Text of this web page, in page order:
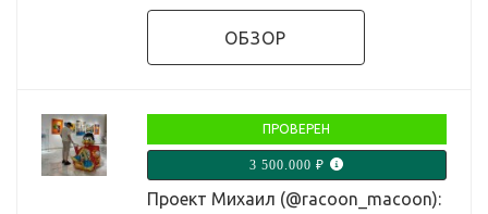
ОБЗОР
ПРОВЕРЕН
3 500.000 ₽
Проект Михаил (@racoon_macoon):